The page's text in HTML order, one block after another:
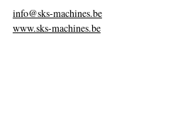
info@sks-machines.be
www.sks-machines.be